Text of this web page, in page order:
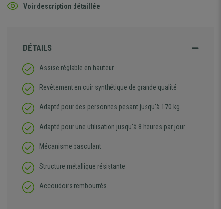
Voir description détaillée
DÉTAILS
Assise réglable en hauteur
Revêtement en cuir synthétique de grande qualité
Adapté pour des personnes pesant jusqu'à 170 kg
Adapté pour une utilisation jusqu'à 8 heures par jour
Mécanisme basculant
Structure métallique résistante
Accoudoirs rembourrés